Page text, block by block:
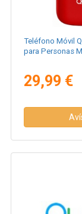
Teléfono Móvil
para Personas
29,99 €